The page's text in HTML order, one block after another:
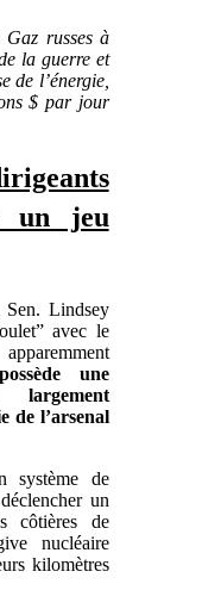
russes à
la guerre et
de l’énergie,
$ par jour
un jeu
Sen. Lindsey
avec le
une
largement
de l’arsenal
système de
un
côtières de
nucléaire
kilomètres